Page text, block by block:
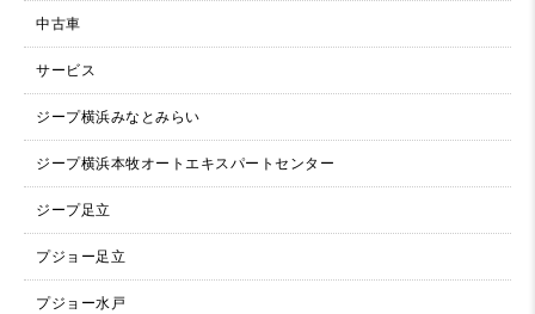
中古車
サービス
ジープ横浜みなとみらい
ジープ横浜本牧オートエキスパートセンター
ジープ足立
プジョー足立
プジョー水戸